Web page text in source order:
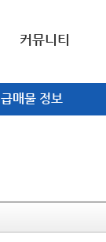
커뮤니티
급매물 정보